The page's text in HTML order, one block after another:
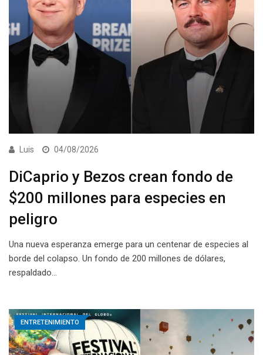
Luis 04/08/2026
DiCaprio y Bezos crean fondo de
$200 millones para especies en
peligro
Una nueva esperanza emerge para un centenar de especies al
borde del colapso. Un fondo de 200 millones de dólares,
respaldado…
ENTRETENIMIENTO